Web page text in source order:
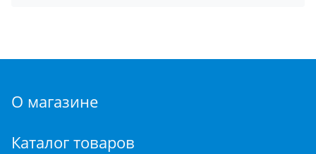
О магазине
Каталог товаров